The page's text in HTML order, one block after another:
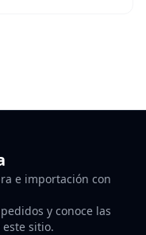
e importación con
y conoce las
sitio.